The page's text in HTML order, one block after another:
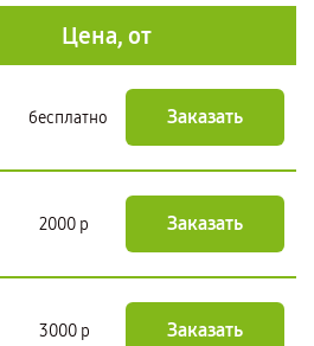
Цена, от
бесплатно Заказать
2000 р Заказать
3000 р Заказать